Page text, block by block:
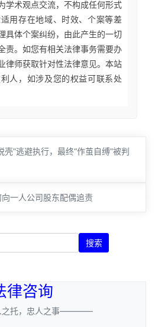
学术观点交流，不构成任何形式
用存在地域、时效、个案等差
具体个案纠纷，由此产生的一切
责。如您有相关法律事务需要办
律师获取针对性法律意见。本站
人，如涉及您的权益可联系处
壳”逃避执行，最终“作茧自缚”被判
一人公司股东配偶追责
搜索
律咨询
托，忠人之事————